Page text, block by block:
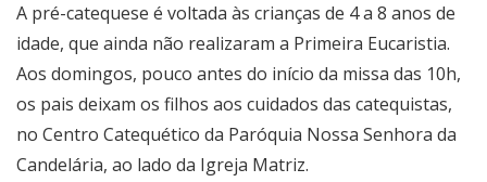
A pré-catequese é voltada às crianças de 4 a 8 anos de
idade, que ainda não realizaram a Primeira Eucaristia.
Aos domingos, pouco antes do início da missa das 10h,
os pais deixam os filhos aos cuidados das catequistas,
no Centro Catequético da Paróquia Nossa Senhora da
Candelária, ao lado da Igreja Matriz.